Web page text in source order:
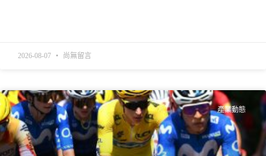
2026-08-07 尚無留言
產業動態